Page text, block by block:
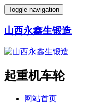
Toggle navigation
山西永鑫生锻造
起重机车轮
网站首页